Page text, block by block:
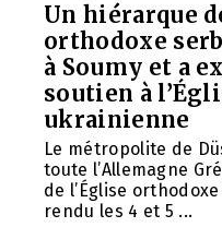
Un hiérarque
orthodoxe
à Soumy et a
soutien à
ukrainienne
Le métropolite de
toute l’Allemagne
de l’Église
rendu les 4 et 5 ...